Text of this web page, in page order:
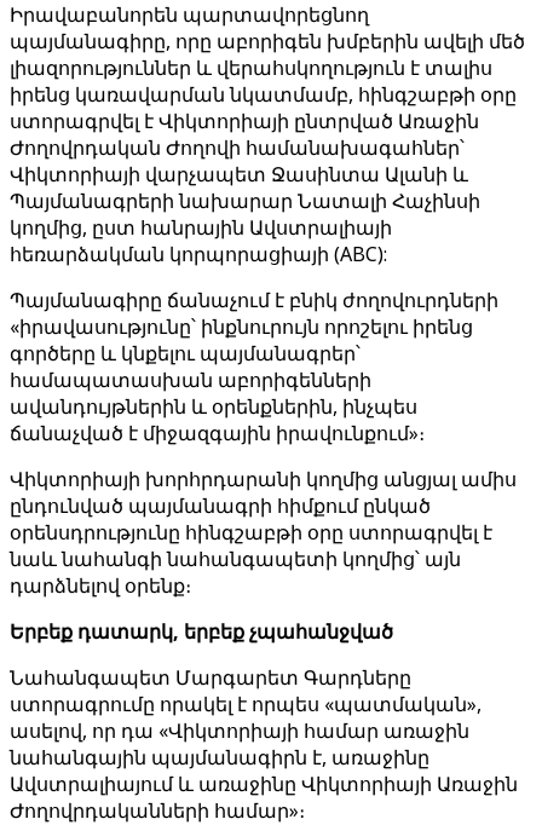
Իրավաբանորեն պարտավորեցնող
պայմանագիրը, որը աբորիգեն խմբերին ավելի մեծ
լիազորություններ և վերահսկողություն է տալիս
իրենց կառավարման նկատմամբ, հինգշաբթի օրը
ստորագրվել է Վիկտորիայի ընտրված Առաջին
Ժողովրդական Ժողովի համանախագահներ՝
Վիկտորիայի վարչապետ Ջասինտա Ալանի և
Պայմանագրերի նախարար Նատալի Հաչինսի
կողմից, ըստ հանրային Ավստրալիայի
հեռարձակման կորպորացիայի (ABC):
Պայմանագիրը ճանաչում է բնիկ ժողովուրդների
«իրավասությունը՝ ինքնուրույն որոշելու իրենց
գործերը և կնքելու պայմանագրեր՝
համապատասխան աբորիգենների
ավանդույթներին և օրենքներին, ինչպես
ճանաչված է միջազգային իրավունքում»։
Վիկտորիայի խորհրդարանի կողմից անցյալ ամիս
ընդունված պայմանագրի հիմքում ընկած
օրենսդրությունը հինգշաբթի օրը ստորագրվել է
նաև նահանգի նահանգապետի կողմից՝ այն
դարձնելով օրենք։
Երբեք դատարկ, երբեք չպահանջված
Նահանգապետ Մարգարետ Գարդները
ստորագրումը որակել է որպես «պատմական»,
ասելով, որ դա «Վիկտորիայի համար առաջին
նահանգային պայմանագիրն է, առաջինը
Ավստրալիայում և առաջինը Վիկտորիայի Առաջին
Ժողովրդականների համար»։